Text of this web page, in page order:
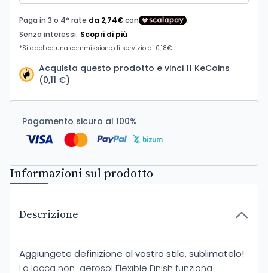
Acquista questo prodotto e vinci 11 KeCoins
(0,11 €)
Pagamento sicuro al 100%
Informazioni sul prodotto
Descrizione
Aggiungete definizione al vostro stile, sublimatelo!
La lacca non-aerosol Flexible Finish funziona